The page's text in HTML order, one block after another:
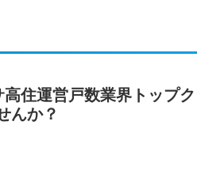
住運営戸数業界トップ
んか？